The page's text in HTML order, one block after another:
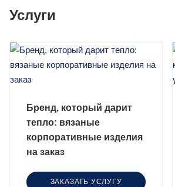
Услуги
Бренд, который дарит
тепло: вязаные
корпоративные изделия
на заказ
ЗАКАЗАТЬ УСЛУГУ